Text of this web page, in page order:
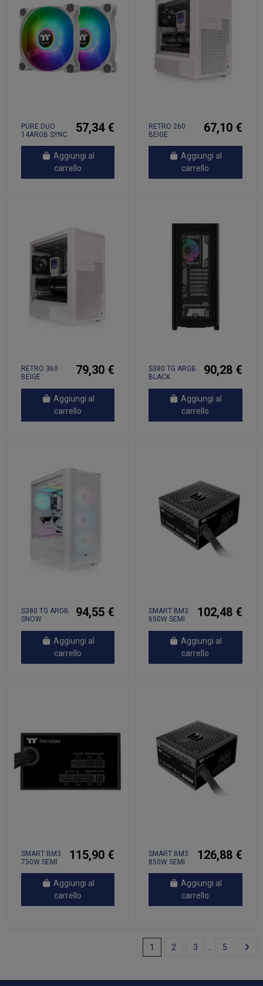
PURE DUO
14ARGB SYNC
57,34 €
Aggiungi al
carrello
RETRO 260
BEIGE
67,10 €
Aggiungi al
carrello
RETRO 360
BEIGE
79,30 €
Aggiungi al
carrello
S380 TG ARGB
BLACK
90,28 €
Aggiungi al
carrello
S380 TG ARGB
SNOW
94,55 €
Aggiungi al
carrello
SMART BM3
650W SEMI
NOLIGHT
102,48 €
Aggiungi al
carrello
SMART BM3
750W SEMI
NOLIGHT
115,90 €
Aggiungi al
carrello
SMART BM3
850W SEMI
NOLIGHT
126,88 €
Aggiungi al
carrello
1 2 3 5